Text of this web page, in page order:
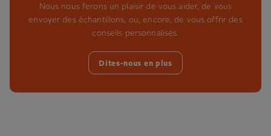
Nous nous ferons un plaisir de vous aider, de vous
envoyer des échantillons, ou, encore, de vous offrir des
conseils personnalisés.
Dites-nous en plus